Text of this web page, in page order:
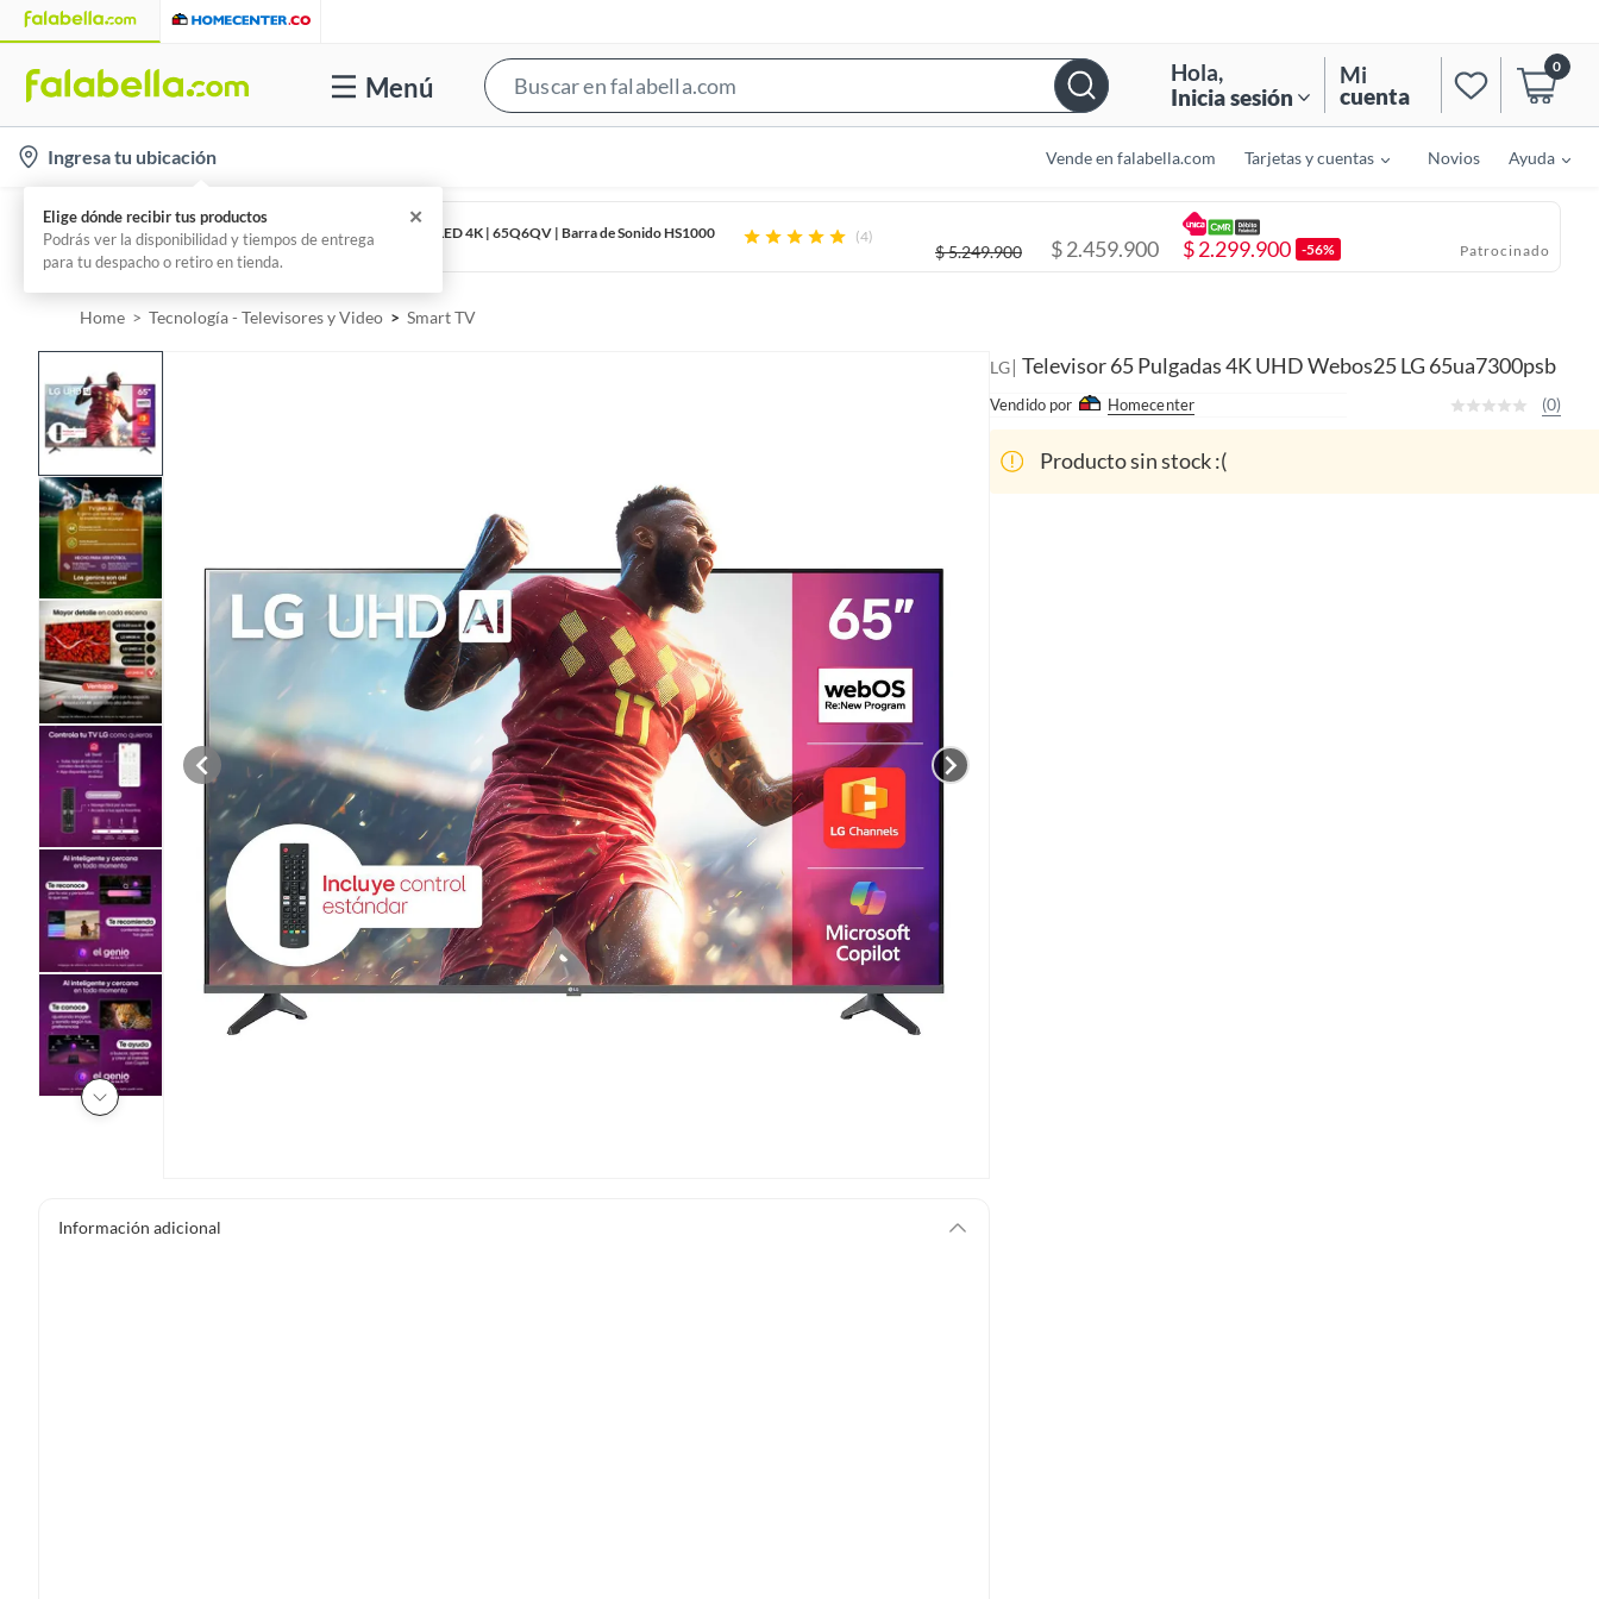
Menú
e
h
Hola,
Inicia sesión
Mi
cuenta
0
Ingresa tu ubicación
Elige dónde recibir tus productos
Podrás ver la disponibilidad y tiempos de entrega
para tu despacho o retiro en tienda.
✕
Vende en falabella.com Tarjetas y cuentas Novios Ayuda
HISENSE
Combo Televisor Hisense + Barra | 65 Pulgadas | Hi-QLED 4K | 65Q6QV | Barra de Sonido HS1000
Falabella
(4)
$5.249.900 $2.459.900 $2.299.900 -56% Patrocinado
Home Tecnología - Televisores y Video Smart TV
Información adicional
LG| Televisor 65 Pulgadas 4K UHD Webos25 LG 65ua7300psb
Vendido por Homecenter (0)
Producto sin stock :(